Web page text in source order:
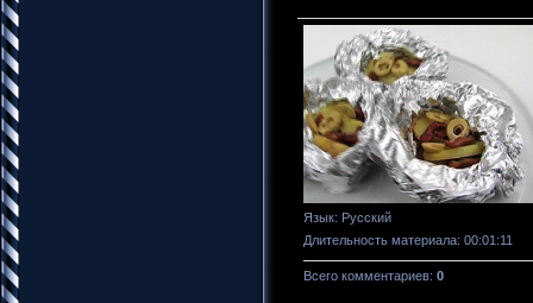
Язык: Русский
Длительность материала: 00:01:11
Всего комментариев: 0